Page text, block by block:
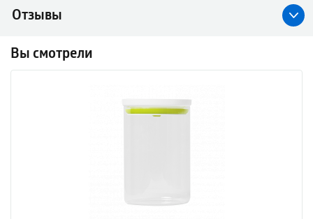
Отзывы
Вы смотрели